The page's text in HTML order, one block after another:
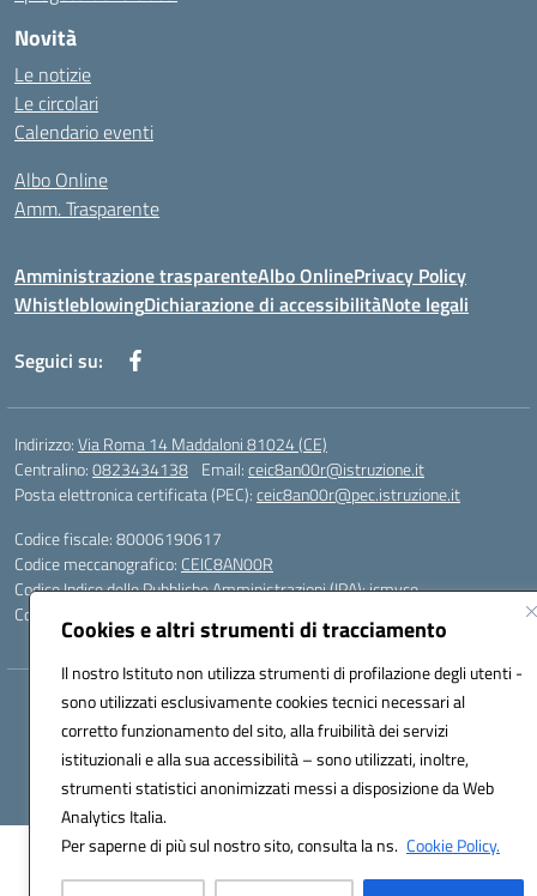
Cookies e altri strumenti di tracciamento
Il nostro Istituto non utilizza strumenti di profilazione degli utenti -
sono utilizzati esclusivamente cookies tecnici necessari al
corretto funzionamento del sito, alla fruibilità dei servizi
istituzionali e alla sua accessibilità – sono utilizzati, inoltre,
strumenti statistici anonimizzati messi a disposizione da Web
Analytics Italia.
Per saperne di più sul nostro sito, consulta la ns. Cookie Policy.
Novità
Le notizie
Le circolari
Calendario eventi
Albo Online
Amm. Trasparente
Amministrazione trasparenteAlbo OnlinePrivacy Policy
WhistleblowingDichiarazione di accessibilitàNote legali
Seguici su:
Indirizzo:Via Roma 14 Maddaloni 81024 (CE)
Centralino:0823434138 Email:ceic8an00r@istruzione.it
Posta elettronica certificata (PEC):ceic8an00r@pec.istruzione.it
Codice fiscale: 80006190617
Codice meccanografico: CEIC8AN00R
Codice Indice delle Pubbliche Amministrazioni (IPA): icmvce
Codice unico di fatturazione (CUF): UFORSV
Hosting & Powered by 3D Solution S.r.l.
Concept & Design by Designers Italia